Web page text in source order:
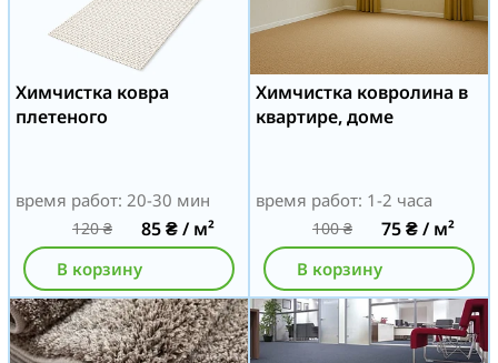
Химчистка ковра
плетеного
время работ: 20-30 мин
120₴ 85₴/ м²
В корзину
Химчистка ковролина в
квартире, доме
время работ: 1-2 часа
100₴ 75₴/ м²
В корзину